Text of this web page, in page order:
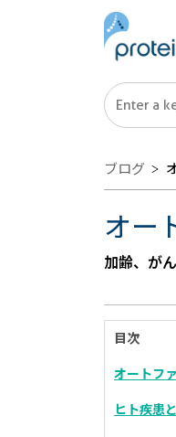
ブログ
オー
加齢、が
目次
オートフ
ヒト疾患